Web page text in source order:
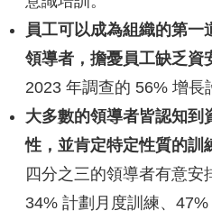
員工可以成為組織的第一
領導者，擔憂員工缺乏資
2023 年調查的 56% 增長
大多數的領導者皆認知到
性，並肯定特定性質的訓
四分之三的領導者有意安
34% 計劃月度訓練、